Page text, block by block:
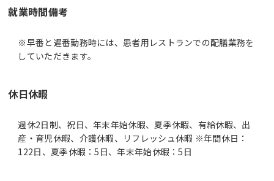
就業時間備考
※早番と遅番勤務時には、患者用レストランでの配膳業務を
休日休暇
週休2日制、祝日、年末年始休暇、夏季休暇、有給休暇、出
産・育児休暇、介護休暇、リフレッシュ休暇 ※年間休日：
122日、夏季休暇：5日、年末年始休暇：5日